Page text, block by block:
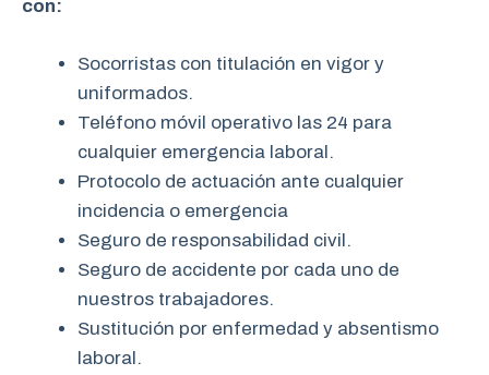
con:
Socorristas con titulación en vigor y
uniformados.
Teléfono móvil operativo las 24 para
cualquier emergencia laboral.
Protocolo de actuación ante cualquier
incidencia o emergencia
Seguro de responsabilidad civil.
Seguro de accidente por cada uno de
nuestros trabajadores.
Sustitución por enfermedad y absentismo
laboral.